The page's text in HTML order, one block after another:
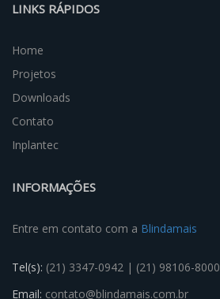
LINKS RÁPIDOS
Home
Projetos
Downloads
Contato
Inplantec
INFORMAÇÕES
Entre em contato com a Blindamais
Tel(s): (21) 3347-0942 | (21) 98106-8000
Email: contato@blindamais.com.br